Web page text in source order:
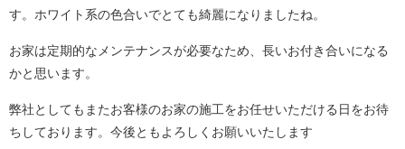
す。ホワイト系の色合いでとても綺麗になりましたね。
お家は定期的なメンテナンスが必要なため、長いお付き合いになる
かと思います。
弊社としてもまたお客様のお家の施工をお任せいただける日をお待
ちしております。今後ともよろしくお願いいたします